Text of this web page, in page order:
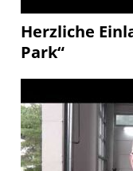
Herzliche
Park“